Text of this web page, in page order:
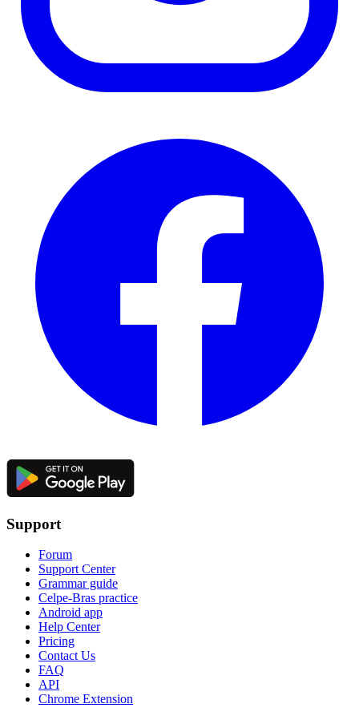
Support
Forum
Support Center
Grammar guide
Celpe-Bras practice
Android app
Help Center
Pricing
Contact Us
FAQ
API
Chrome Extension